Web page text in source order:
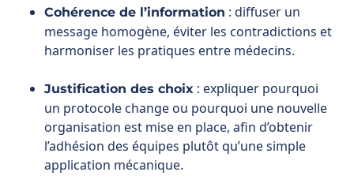
Justification des choix: expliquer pourquoi
un protocole change ou pourquoi une nouvelle
organisation est mise en place, afin d’obtenir
application mécanique.
Circulation ascendante et descendante:
permettre à l’information de remonter du
terrain (infirmiers, internes, techniciens) tout